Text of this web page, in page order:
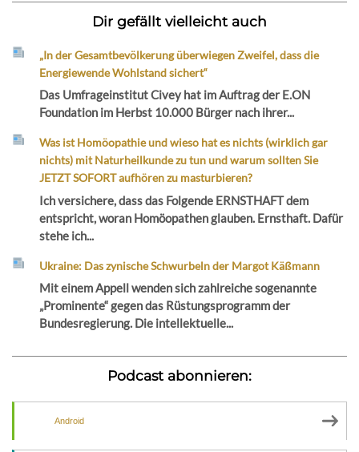
Dir gefällt vielleicht auch
„In der Gesamtbevölkerung überwiegen Zweifel, dass die
Energiewende Wohlstand sichert“
Das Umfrageinstitut Civey hat im Auftrag der E.ON
Foundation im Herbst 10.000 Bürger nach ihrer...
Was ist Homöopathie und wieso hat es nichts (wirklich gar
nichts) mit Naturheilkunde zu tun und warum sollten Sie
JETZT SOFORT aufhören zu masturbieren?
Ich versichere, dass das Folgende ERNSTHAFT dem
entspricht, woran Homöopathen glauben. Ernsthaft. Dafür
stehe ich...
Ukraine: Das zynische Schwurbeln der Margot Käßmann
Mit einem Appell wenden sich zahlreiche sogenannte
„Prominente“ gegen das Rüstungsprogramm der
Bundesregierung. Die intellektuelle...
Podcast abonnieren:
Android